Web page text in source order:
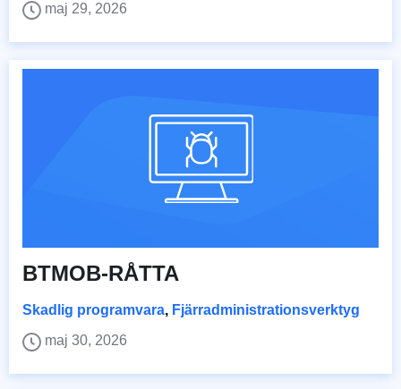
maj 29, 2026
BTMOB-RÅTTA
Skadlig programvara, Fjärradministrationsverktyg
maj 30, 2026